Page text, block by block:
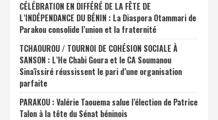
CÉLÉBRATION EN DIFFÉRÉ DE LA FÊTE DE
L’INDÉPENDANCE DU BÉNIN : La Diaspora Otammari de
Parakou consolide l’union et la fraternité
TCHAOUROU / TOURNOI DE COHÉSION SOCIALE À
SANSON : L’He Chabi Goura et le CA Soumanou
Sinaïssiré réussissent le pari d’une organisation
parfaite
PARAKOU : Valérie Taouema salue l’élection de Patrice
Talon à la tête du Sénat béninois